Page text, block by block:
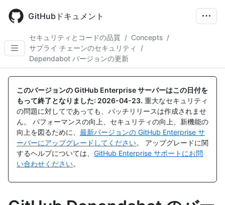
main
GitHubドキュメント
セキュリティとコードの品質 / Concepts /
サプライ チェーンのセキュリティ
/
Dependabot バージョンの更新
このバージョンの GitHub Enterprise サーバーはこの日付を
もって終了となりました: 2026-04-23. 重大なセキュリティ
の問題に対してであっても、パッチリリースは作成されませ
ん。 パフォーマンスの向上、セキュリティの向上、新機能の
向上を図るために、 最新バージョンの GitHub Enterprise サ
ーバーにアップグレードしてください。 アップグレードに関
するヘルプについては、 GitHub Enterprise サポートにお問
い合わせください。